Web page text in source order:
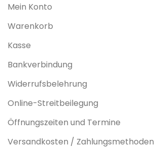
Mein Konto
Warenkorb
Kasse
Bankverbindung
Widerrufsbelehrung
Online-Streitbeilegung
Öffnungszeiten und Termine
Versandkosten / Zahlungsmethoden